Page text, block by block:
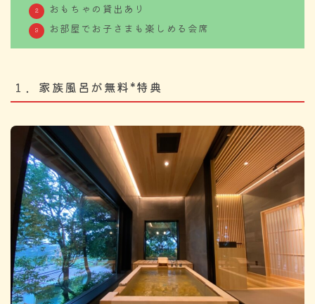
おもちゃの貸出あり
お部屋でお子さまも楽しめる会席
１．家族風呂が無料*特典